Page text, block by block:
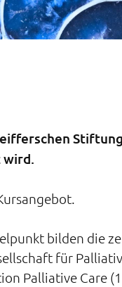
wird.
bilden die
für
Palliative Care